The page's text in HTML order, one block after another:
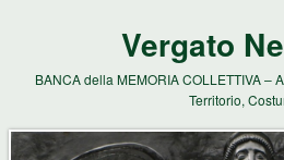
Vergato
BANCA della MEMORIA COLLETTIVA –
Territorio,